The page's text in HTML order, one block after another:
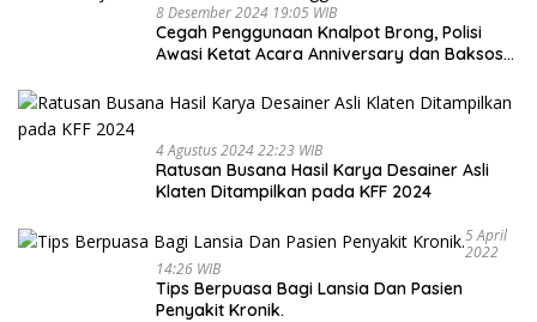
8 Desember 2024 19:05 WIB
Cegah Penggunaan Knalpot Brong, Polisi
Awasi Ketat Acara Anniversary dan Baksos
4 Agustus 2024 22:23 WIB
Ratusan Busana Hasil Karya Desainer Asli
Klaten Ditampilkan pada KFF 2024
5 April
2022
14:26 WIB
Tips Berpuasa Bagi Lansia Dan Pasien
Penyakit Kronik.